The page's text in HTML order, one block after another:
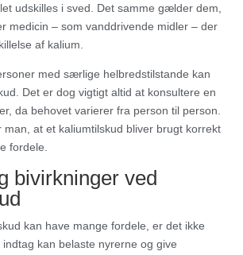
udskilles i sved. Det samme gælder dem,
medicin – som vanddrivende midler – der
af kalium.
med særlige helbredstilstande kan
Det er dog vigtigt altid at konsultere en
da behovet varierer fra person til person.
man, at et kaliumtilskud bliver brugt korrekt
fordele.
bivirkninger ved
kan have mange fordele, er det ikke
kan belaste nyrerne og give